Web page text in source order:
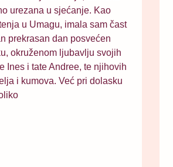
urezana u sjećanje. Kao
u Umagu, imala sam čast
prekrasan dan posvećen
okruženom ljubavlju svojih
Ines i tate Andree, te njihovih
i kumova. Već pri dolasku